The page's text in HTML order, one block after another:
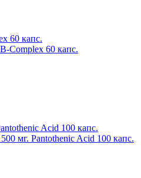
Complex 60 капс.
мг. Pantothenic Acid 100 капс.